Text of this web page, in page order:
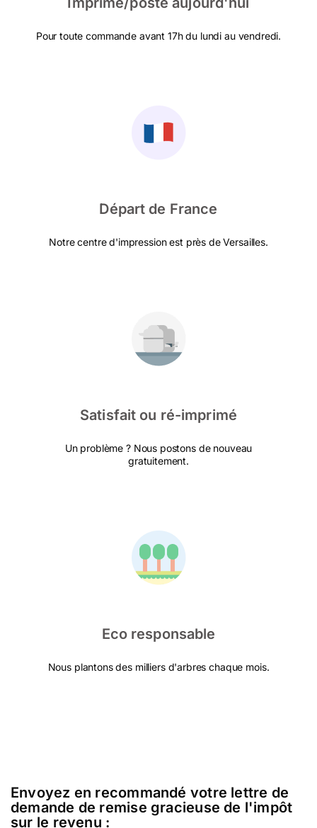
Pour toute commande avant 17h du lundi au vendredi.
Départ de France
Notre centre d'impression est près de Versailles.
Satisfait ou ré-imprimé
Un problème ? Nous postons de nouveau
gratuitement.
Eco responsable
Nous plantons des milliers d'arbres chaque mois.
Envoyez en recommandé votre lettre de
demande de remise gracieuse de l'impôt
sur le revenu :